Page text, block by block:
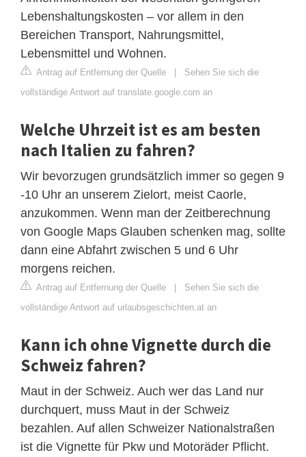
Lebenshaltungskosten – vor allem in den
Bereichen Transport, Nahrungsmittel,
Lebensmittel und Wohnen.
Antrag auf Entfernung der Quelle | Sehen Sie sich die
vollständige Antwort auf translate.google.com an
Welche Uhrzeit ist es am besten
nach Italien zu fahren?
Wir bevorzugen grundsätzlich immer so gegen 9
-10 Uhr an unserem Zielort, meist Caorle,
anzukommen. Wenn man der Zeitberechnung
von Google Maps Glauben schenken mag, sollte
dann eine Abfahrt zwischen 5 und 6 Uhr
morgens reichen.
Antrag auf Entfernung der Quelle | Sehen Sie sich die
vollständige Antwort auf urlaubsgeschichten.at an
Kann ich ohne Vignette durch die
Schweiz fahren?
Maut in der Schweiz. Auch wer das Land nur
durchquert, muss Maut in der Schweiz
bezahlen. Auf allen Schweizer Nationalstraßen
ist die Vignette für Pkw und Motoräder Pflicht.